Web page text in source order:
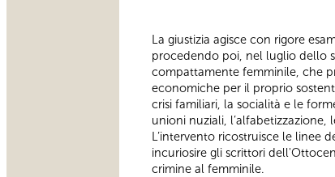
La giustizia agisce con rigore
procedendo poi, nel luglio dello
compattamente femminile, che
economiche per il proprio
crisi familiari, la socialità e le
unioni nuziali, l’alfabetizzazione,
L’intervento ricostruisce le linee
incuriosire gli scrittori
crimine al femminile.